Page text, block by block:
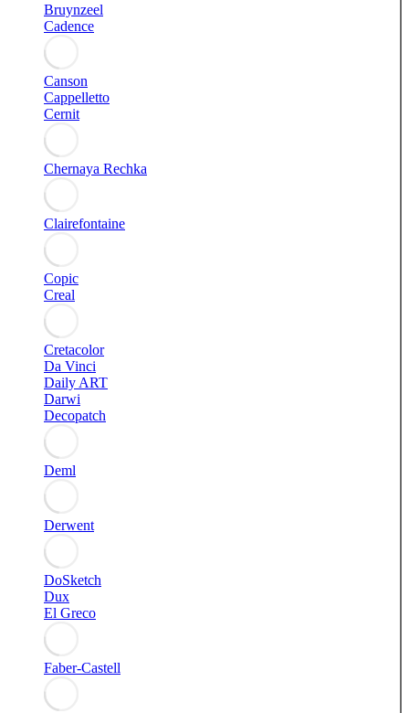
Bruynzeel
Cadence
Canson
Cappelletto
Cernit
Chernaya Rechka
Clairefontaine
Copic
Creal
Cretacolor
Da Vinci
Daily ART
Darwi
Decopatch
Deml
Derwent
DoSketch
Dux
El Greco
Faber-Castell